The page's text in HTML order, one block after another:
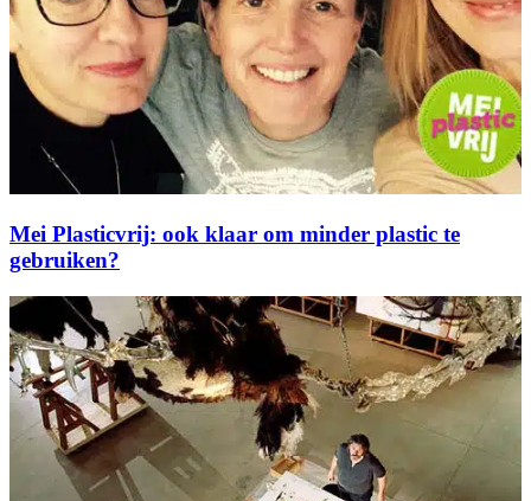
Mei Plasticvrij: ook klaar om minder plastic te
gebruiken?